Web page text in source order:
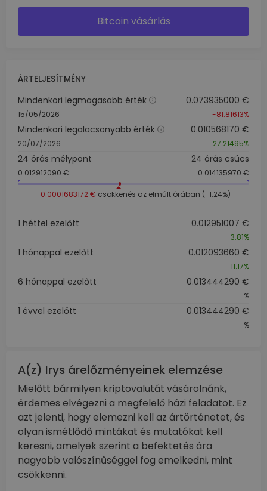
Bitcoin vásárlás
ÁRTELJESÍTMÉNY
Mindenkori legmagasabb érték
15/05/2026
0.073935000 €
-81.81613%
Mindenkori legalacsonyabb érték
20/07/2026
0.010568170 €
27.21495%
24 órás mélypont
0.012912090 €
24 órás csúcs
0.014135970 €
-0.0001683172 € csökkenés az elmúlt órában (-1.24%)
1 héttel ezelőtt 0.012951007 €
3.81%
1 hónappal ezelőtt 0.012093660 €
11.17%
6 hónappal ezelőtt 0.013444290 €
%
1 évvel ezelőtt 0.013444290 €
%
A(z) Irys árelőzményeinek elemzése
Mielőtt bármilyen kriptovalutát vásárolnánk,
érdemes elvégezni a megfelelő házi feladatot. Ez
azt jelenti, hogy elemezni kell az ártörténetet, és
olyan ismétlődő mintákat és mutatókat kell
keresni, amelyek szerint a befektetés ára
nagyobb valószínűséggel fog emelkedni, mint
csökkenni.